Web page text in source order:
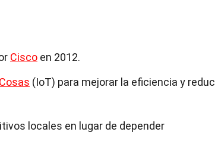
Cisco en 2012.
(IoT) para mejorar la eficiencia y
locales en lugar de depender